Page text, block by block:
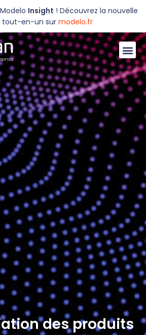
Insight ! Découvrez la nouvelle
tout-en-un sur modelo.fr
des produits